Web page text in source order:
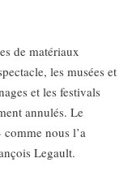
de matériaux
les musées et
et les festivals
annulés. Le
nous l’a
Legault.